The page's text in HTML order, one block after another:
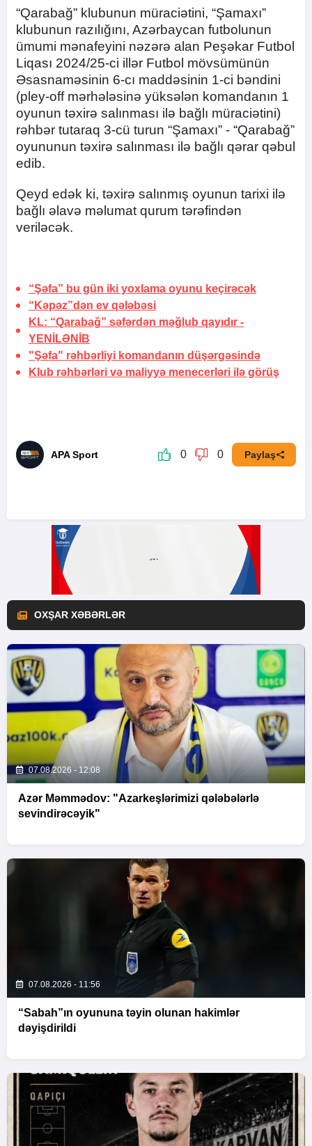
“Qarabağ” klubunun müraciətini, “Şamaxı”
klubunun razılığını, Azərbaycan futbolunun
ümumi mənafeyini nəzərə alan Peşəkar Futbol
Liqası 2024/25-ci illər Futbol mövsümünün
Əsasnaməsinin 6-cı maddəsinin 1-ci bəndini
(pley-off mərhələsinə yüksələn komandanın 1
oyunun təxirə salınması ilə bağlı müraciətini)
rəhbər tutaraq 3-cü turun “Şamaxı” - “Qarabağ”
oyununun təxirə salınması ilə bağlı qərar qəbul
edib.
Qeyd edək ki, təxirə salınmış oyunun tarixi ilə
bağlı əlavə məlumat qurum tərəfindən
veriləcək.
“Şəfa” bu gün iki yoxlama oyunu keçirəcək
“Kəpəz”dən ev qələbəsi
KL: “Qarabağ” səfərdən məğlub qayıdır -
YENİLƏNİB
"Şəfa" rəhbərliyi komandanın düşərgəsində
Klub rəhbərləri və maliyyə menecerləri ilə görüş
APA Sport 0 0 Paylaş
OXŞAR XƏBƏRLƏR
07.08.2026 - 12:08
Azər Məmmədov: "Azarkeşlərimizi qələbələrlə
sevindirəcəyik"
07.08.2026 - 11:56
“Sabah”ın oyununa təyin olunan hakimlər
dəyişdirildi